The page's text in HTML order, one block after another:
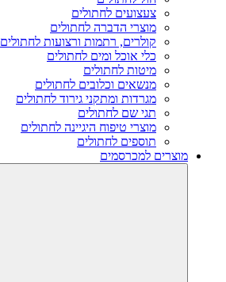
צעצועים לחתולים
מוצרי הדברה לחתולים
קולרים, רתמות ורצועות לחתולים
כלי אוכל ומים לחתולים
מיטות לחתולים
מנשאים וכלובים לחתולים
מגרדות ומתקני גירוד לחתולים
תגי שם לחתולים
מוצרי טיפוח היגיינה לחתולים
תוספים לחתולים
מוצרים למכרסמים